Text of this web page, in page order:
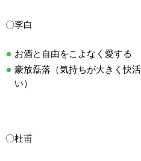
〇李白
お酒と自由をこよなく愛する
豪放磊落（気持ちが大きく快
い）
〇杜甫